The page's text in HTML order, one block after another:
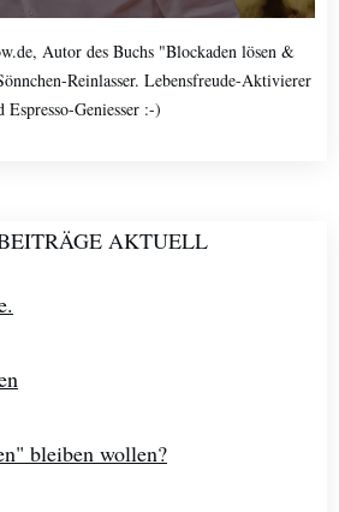
Autor des Buchs "Blockaden lösen &
Reinlasser. Lebensfreude-Aktivierer
Espresso-Geniesser :-)
AKTUELL
bleiben wollen?